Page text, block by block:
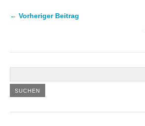
← Vorheriger Beitrag